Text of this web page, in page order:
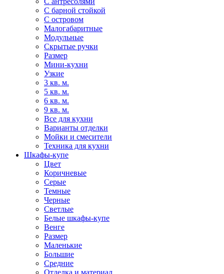
С барной стойкой
С островом
Малогабаритные
Модульные
Скрытые ручки
Размер
Мини-кухни
Узкие
3 кв. м.
5 кв. м.
6 кв. м.
9 кв. м.
Все для кухни
Варианты отделки
Мойки и смесители
Техника для кухни
Шкафы-купе
Цвет
Коричневые
Серые
Темные
Черные
Светлые
Белые шкафы-купе
Венге
Размер
Маленькие
Большие
Средние
Отделка и материал